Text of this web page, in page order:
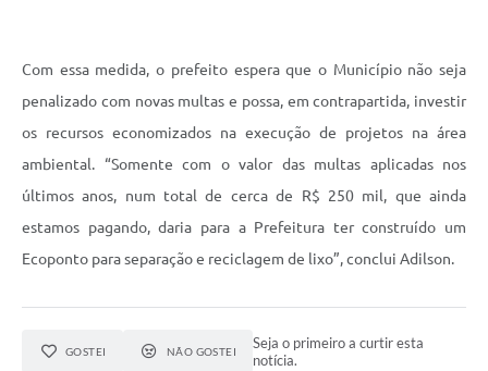
Com essa medida, o prefeito espera que o Município não seja
penalizado com novas multas e possa, em contrapartida, investir
os recursos economizados na execução de projetos na área
ambiental. “Somente com o valor das multas aplicadas nos
últimos anos, num total de cerca de R$ 250 mil, que ainda
estamos pagando, daria para a Prefeitura ter construído um
Ecoponto para separação e reciclagem de lixo”, conclui Adilson.
GOSTEI NÃO GOSTEI
Seja o primeiro a curtir esta
notícia.